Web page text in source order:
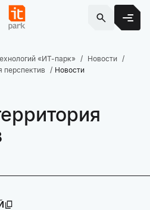
«ИТ-парк»
Новости
перспектив Новости